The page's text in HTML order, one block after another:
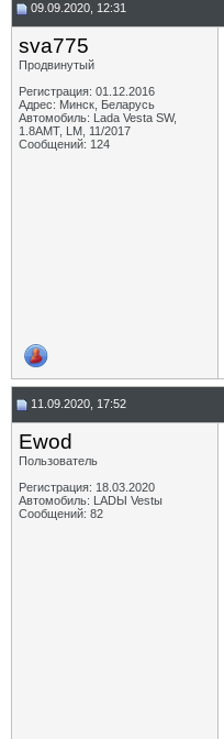
09.09.2020, 12:31
sva775
Продвинутый
Регистрация: 01.12.2016
Адрес: Минск, Беларусь
Автомобиль: Lada Vesta SW,
1.8AMT, LM, 11/2017
Сообщений: 124
11.09.2020, 17:52
Ewod
Пользователь
Регистрация: 18.03.2020
Автомобиль: LADЫ Vestы
Сообщений: 82